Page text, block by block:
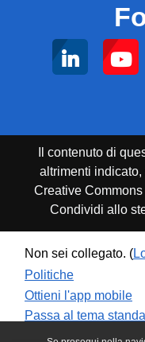
Il contenuto di
altrimenti
Creative
Condividi allo
Non sei collegato. (
Politiche
Ottieni l'app mobile
Passa al tema